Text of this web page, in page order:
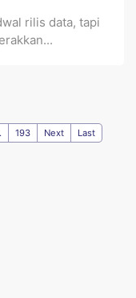
rilis data, tapi
193 Next Last